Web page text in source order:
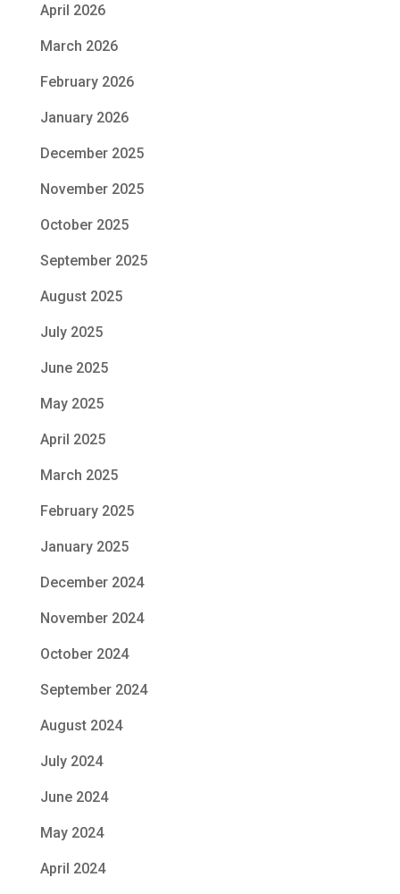
April 2026
March 2026
February 2026
January 2026
December 2025
November 2025
October 2025
September 2025
August 2025
July 2025
June 2025
May 2025
April 2025
March 2025
February 2025
January 2025
December 2024
November 2024
October 2024
September 2024
August 2024
July 2024
June 2024
May 2024
April 2024